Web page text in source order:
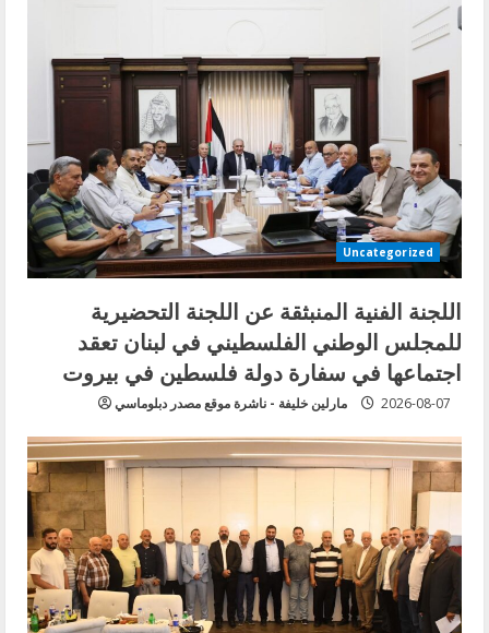
Uncategorized
اللجنة الفنية المنبثقة عن اللجنة التحضيرية
للمجلس الوطني الفلسطيني في لبنان تعقد
اجتماعها في سفارة دولة فلسطين في بيروت
مارلين خليفة - ناشرة موقع مصدر دبلوماسي 2026-08-07